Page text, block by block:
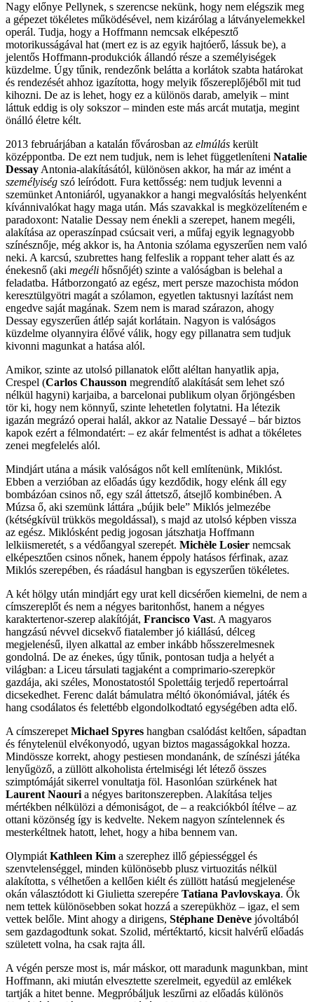
Nagy előnye Pellynek, s szerencse nekünk, hogy nem elégszik meg
a gépezet tökéletes működésével, nem kizárólag a látványelemekkel
operál. Tudja, hogy a Hoffmann nemcsak elképesztő
motorikusságával hat (mert ez is az egyik hajtóerő, lássuk be), a
jelentős Hoffmann-produkciók állandó része a személyiségek
küzdelme. Úgy tűnik, rendezőnk belátta a korlátok szabta határokat
és rendezését ahhoz igazította, hogy melyik főszereplőjéből mit tud
kihozni. De az is lehet, hogy ez a különös darab, amelyik – mint
láttuk eddig is oly sokszor – minden este más arcát mutatja, megint
önálló életre kélt.
2013 februárjában a katalán fővárosban az elmúlás került
középpontba. De ezt nem tudjuk, nem is lehet függetleníteni Natalie
DessayAntonia-alakításától, különösen akkor, ha már az imént a
személyiség szó leíródott. Fura kettősség: nem tudjuk levenni a
szemünket Antoniáról, ugyanakkor a hangi megvalósítás helyenként
kívánnivalókat hagy maga után. Más szavakkal is megközelíteném e
paradoxont: Natalie Dessay nem énekli a szerepet, hanem megéli,
alakítása az operaszínpad csúcsait veri, a műfaj egyik legnagyobb
színésznője, még akkor is, ha Antonia szólama egyszerűen nem való
neki. A karcsú, szubrettes hang felfeslik a roppant teher alatt és az
énekesnő (aki megéli hősnőjét) szinte a valóságban is belehal a
feladatba. Hátborzongató az egész, mert persze mazochista módon
keresztülgyötri magát a szólamon, egyetlen taktusnyi lazítást nem
engedve saját magának. Szem nem is marad szárazon, ahogy
Dessay egyszerűen átlép saját korlátain. Nagyon is valóságos
küzdelme olyannyira élővé válik, hogy egy pillanatra sem tudjuk
kivonni magunkat a hatása alól.
Amikor, szinte az utolsó pillanatok előtt aléltan hanyatlik apja,
Crespel (Carlos Chausson megrendítő alakítását sem lehet szó
nélkül hagyni) karjaiba, a barcelonai publikum olyan őrjöngésben
tör ki, hogy nem könnyű, szinte lehetetlen folytatni. Ha létezik
igazán megrázó operai halál, akkor az Natalie Dessayé – bár biztos
kapok ezért a félmondatért: – ez akár felmentést is adhat a tökéletes
zenei megfelelés alól.
Mindjárt utána a másik valóságos nőt kell említenünk, Miklóst.
Ebben a verzióban az előadás úgy kezdődik, hogy elénk áll egy
bombázóan csinos nő, egy szál áttetsző, átsejlő kombinében. A
Múzsa ő, aki szemünk láttára „bújik bele” Miklós jelmezébe
(kétségkívül trükkös megoldással), s majd az utolsó képben vissza
az egész. Miklósként pedig jogosan játszhatja Hoffmann
lelkiismeretét, s a védőangyal szerepét. Michèle Losier nemcsak
elképesztően csinos nőnek, hanem éppoly hatásos férfinak, azaz
Miklós szerepében, és ráadásul hangban is egyszerűen tökéletes.
A két hölgy után mindjárt egy urat kell dicsérően kiemelni, de nem a
címszereplőt és nem a négyes baritonhőst, hanem a négyes
karaktertenor-szerep alakítóját, Francisco Vast. A magyaros
hangzású névvel dicsekvő fiatalember jó kiállású, délceg
megjelenésű, ilyen alkattal az ember inkább hősszerelmesnek
gondolná. De az énekes, úgy tűnik, pontosan tudja a helyét a
világban: a Liceu társulati tagjaként a comprimario-szerepkör
gazdája, aki széles, Monostatostól Spolettáig terjedő repertoárral
dicsekedhet. Ferenc dalát bámulatra méltó ökonómiával, játék és
hang csodálatos és felettébb elgondolkodtató egységében adta elő.
A címszerepetMichael Spyres hangban csalódást keltően, sápadtan
és fénytelenül elvékonyodó, ugyan biztos magasságokkal hozza.
Mindössze korrekt, ahogy pestiesen mondanánk, de színészi játéka
lenyűgöző, a züllött alkoholista értelmiségi lét létező összes
szimptómáját sikerrel vonultatja föl. Hasonlóan szürkének hat
Laurent Naouria négyes baritonszerepben. Alakítása teljes
mértékben nélkülözi a démoniságot, de – a reakciókból ítélve – az
ottani közönség így is kedvelte. Nekem nagyon színtelennek és
mesterkéltnek hatott, lehet, hogy a hiba bennem van.
OlympiátKathleen Kim a szerephez illő gépiességgel és
szenvtelenséggel, minden különösebb plusz virtuozitás nélkül
alakította, s vélhetően a kellően kiélt és züllött hatású megjelenése
okán választódott ki Giulietta szerepére Tatiana Pavlovskaya. Ők
nem tettek különösebben sokat hozzá a szerepükhöz – igaz, el sem
vettek belőle. Mint ahogy a dirigens, Stéphane Denève jóvoltából
sem gazdagodtunk sokat. Szolid, mértéktartó, kicsit halvérű előadás
született volna, ha csak rajta áll.
A végén persze most is, már máskor, ott maradunk magunkban, mint
Hoffmann, aki miután elvesztette szerelmeit, egyedül az emlékek
tartják a hitet benne. Megpróbáljuk leszűrni az előadás különös